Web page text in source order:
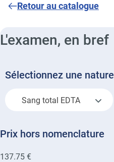
Retour au catalogue
L'examen, en bref
Sélectionnez une nature
Sang total EDTA
Prix hors nomenclature
137.75 €